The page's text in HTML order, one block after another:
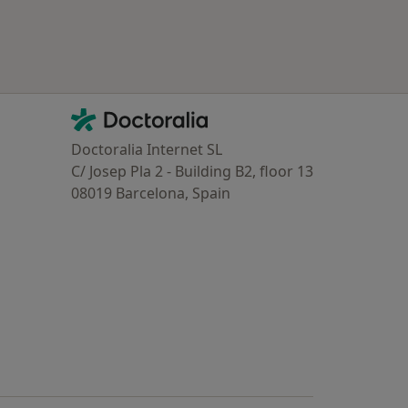
Contacto
Doctoralia - Homepage
Doctoralia Internet SL
C/ Josep Pla 2 - Building B2, floor 13
08019 Barcelona, Spain